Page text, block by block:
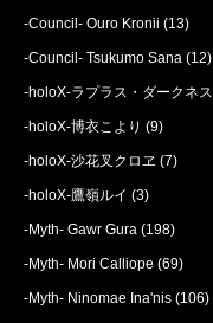
-Council- Ouro Kronii (13)
-Council- Tsukumo Sana (12)
-holoX-ラプラス・ダークネス
-holoX-博衣こより (9)
-holoX-沙花叉クロヱ (7)
-holoX-鷹嶺ルイ (3)
-Myth- Gawr Gura (198)
-Myth- Mori Calliope (69)
-Myth- Ninomae Ina'nis (106)